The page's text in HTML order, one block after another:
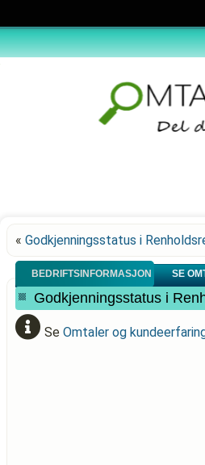
« Godkjenningsstatus i
BEDRIFTSINFORMASJON SE
Godkjenningsstatus i
Se Omtaler og